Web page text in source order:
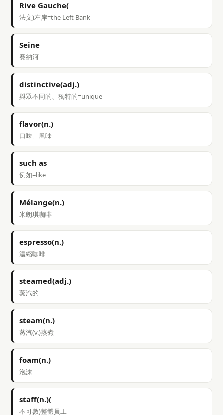
Rive Gauche(
法文)左岸=the Left Bank
Seine
賽納河
distinctive(adj.)
與眾不同的、獨特的=unique
flavor(n.)
口味、風味
such as
例如=like
Mélange(n.)
米朗琪咖啡
espresso(n.)
濃縮咖啡
steamed(adj.)
蒸汽的
steam(n.)
蒸汽(v.)蒸煮
foam(n.)
泡沫
staff(n.)(
不可數)整體員工